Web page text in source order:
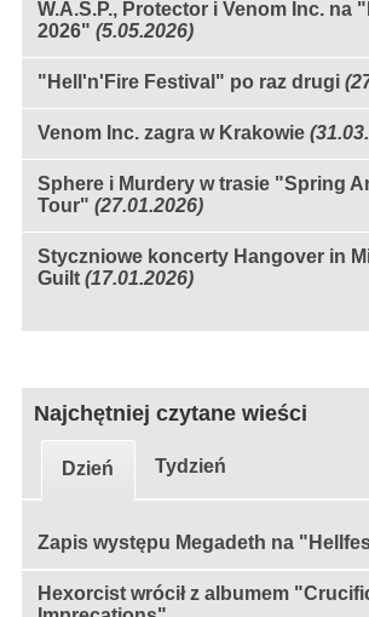
W.A.S.P., Protector i Venom Inc. na
2026" (5.05.2026)
"Hell'n'Fire Festival" po raz drugi
Venom Inc. zagra w Krakowie
Sphere i Murdery w trasie "Spring
Tour" (27.01.2026)
Styczniowe koncerty Hangover in
Guilt (17.01.2026)
Najchętniej czytane wieści
Dzień Tydzień
Zapis występu Megadeth na
Hexorcist wrócił z albumem